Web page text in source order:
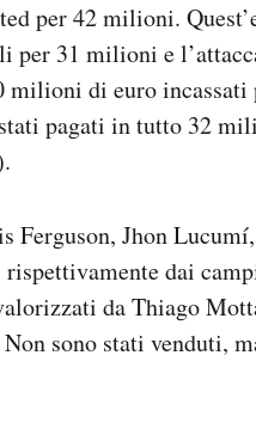
per 42 milioni.
per 31 milioni e
di euro incassati
pagati in tutto 32
Jhon
dai
da Thiago
sono stati venduti,